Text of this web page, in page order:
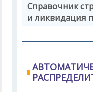
Справочник
и ликвидация